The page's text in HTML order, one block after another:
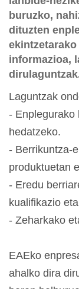
buruzko,
dituzten
informazioa,
Laguntzak
- Enplegurako
hedatzeko.
- Berrikuntza-
produktuetan
- Eredu
kualifikazio
- Zeharkako
EAEko
ahalko dira